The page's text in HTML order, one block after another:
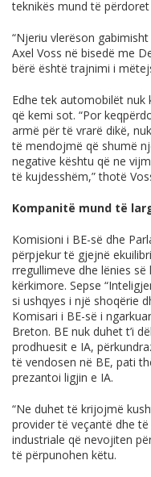
teknikës mund të
“Njeriu vlerëson
Axel Voss në bisedë me
bërë është trajnimi i
Edhe tek automobilët nuk
që kemi sot. “Por
armë për të vrarë dikë,
të mendojmë që shumë
negative kështu që ne
të kujdesshëm,” thotë
Kompanitë mund të
Komisioni i BE-së dhe
përpjekur të gjejnë
rregullimeve dhe lënies
kërkimore. Sepse
si ushqyes i një shoqërie
Komisari i BE-së i
Breton. BE nuk duhet t’i
prodhuesit e IA,
të vendosen në BE, pati
prezantoi ligjin e IA.
“Ne duhet të krijojmë
provider të veçantë dhe
industriale që nevojiten
të përpunohen këtu.